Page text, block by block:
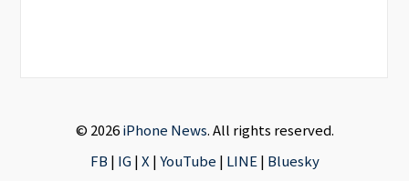
© 2026iPhone News. All rights reserved.
FB | IG|X |YouTube | LINE | Bluesky